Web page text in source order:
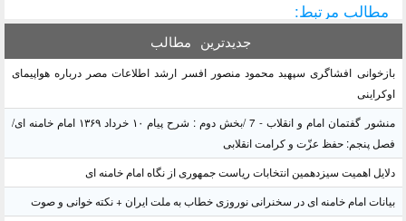
مطالب مرتبط:
جدیدترین مطالب
بازخوانی افشاگری سپهبد محمود منصور افسر ارشد اطلاعات مصر درباره هواپیمای
اوکراینی
منشور گفتمان امام و انقلاب - 7 /بخش دوم : شرح پیام ۱۰ خرداد ۱۳۶۹ امام خامنه ای/
فصل پنجم: حفظ عزّت و کرامت انقلابی
دلایل اهمیت سیزدهمین انتخابات ریاست جمهوری از نگاه امام خامنه ای
بیانات امام خامنه ای در سخنرانی نوروزی خطاب به ملت ایران + نکته خوانی و صوت